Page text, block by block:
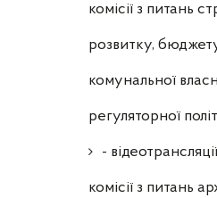
комісії з питань
розвитку,
комунальної
регуляторної
-
комісії з питань